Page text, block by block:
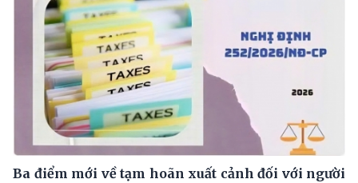
Ba điểm mới về tạm hoãn xuất cảnh đối với người